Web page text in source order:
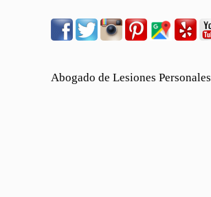
Abogado de Lesiones Personales